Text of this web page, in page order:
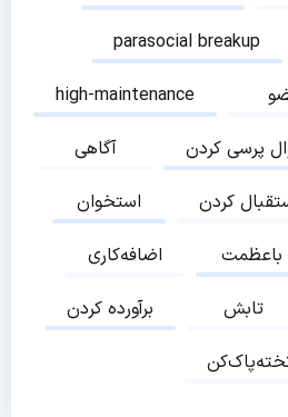
parasocial breakup
high-maintenance
آگاهی
پرسی کردن
استخوان
کردن
اضافه‌کاری
باعظمت
برآورده کردن
تابش